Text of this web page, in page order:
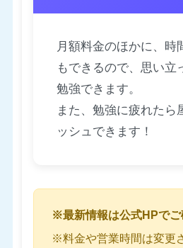
月額料金のほかに、時
もできるので、思い立
勉強できます。
また、勉強に疲れたら
ッシュできます！
※最新情報は公式HPでご
※料金や営業時間は変更